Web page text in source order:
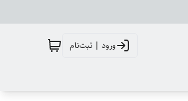
ورود | ثبت‌نام